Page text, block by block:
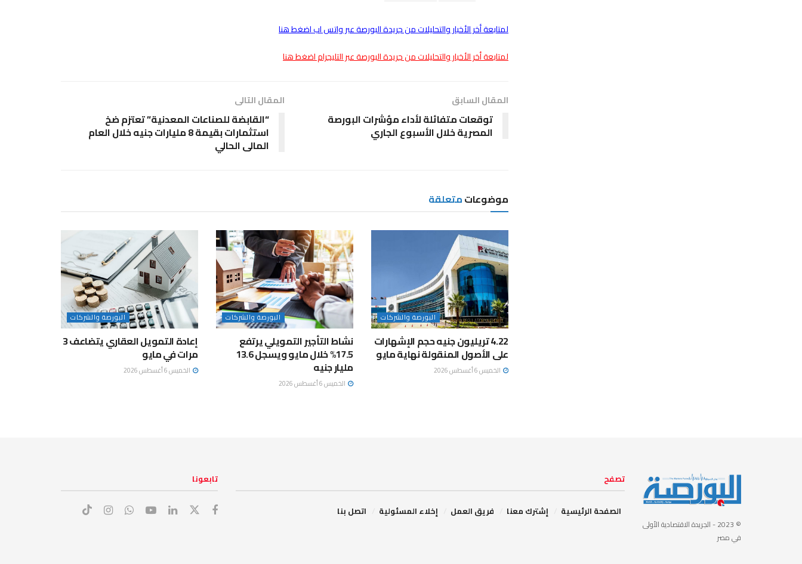
لمتابعة أخر الأخبار والتحليلات من جريدة البورصة عبر واتس اب اضغط هنا
لمتابعة أخر الأخبار والتحليلات من جريدة البورصة عبر التليجرام اضغط هنا
المقال السابق
توقعات متفائلة لأداء مؤشرات البورصة
المصرية خلال الأسبوع الجاري
المقال التالى
“القابضة للصناعات المعدنية” تعتزم ضخ
استثمارات بقيمة 8 مليارات جنيه خلال العام
المالى الحالي
موضوعاتمتعلقة
البورصة والشركات
4.22 تريليون جنيه حجم الإشهارات
على الأصول المنقولة نهاية مايو
الخميس 6 أغسطس 2026
البورصة والشركات
نشاط التأجير التمويلي يرتفع
17.5% خلال مايو ويسجل 13.6
مليار جنيه
الخميس 6 أغسطس 2026
البورصة والشركات
إعادة التمويل العقاري يتضاعف 3
مرات في مايو
الخميس 6 أغسطس 2026
© 2023
- الجريدة الاقتصادية الأولى
في مصر
تصفح
الصفحة الرئيسية إشترك معنا فريق العمل إخلاء المسئولية اتصل بنا
تابعونا